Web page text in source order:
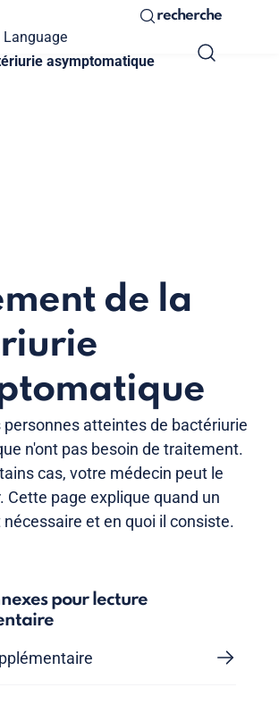
Language
recherche
asymptomatique
de la
personnes atteintes de bactériurie
n'ont pas besoin de traitement.
cas, votre médecin peut le
Cette page explique quand un
et en quoi il consiste.
pour lecture